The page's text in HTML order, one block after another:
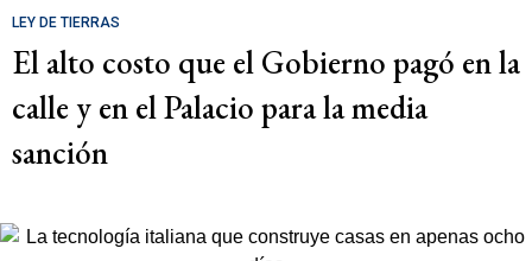
LEY DE TIERRAS
El alto costo que el Gobierno pagó en la
calle y en el Palacio para la media
sanción